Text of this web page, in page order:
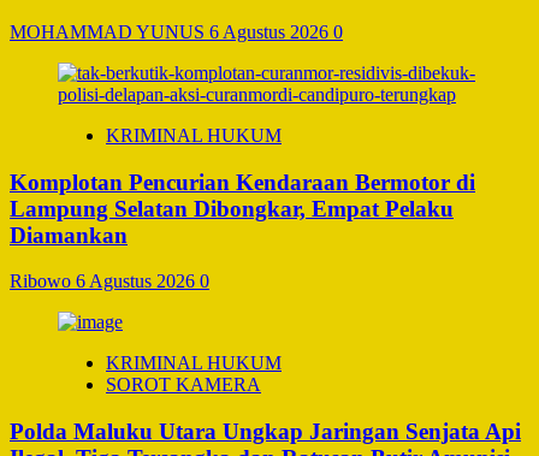
MOHAMMAD YUNUS 6 Agustus 2026 0
KRIMINAL HUKUM
Komplotan Pencurian Kendaraan Bermotor di
Lampung Selatan Dibongkar, Empat Pelaku
Diamankan
Ribowo 6 Agustus 2026 0
KRIMINAL HUKUM
SOROT KAMERA
Polda Maluku Utara Ungkap Jaringan Senjata Api